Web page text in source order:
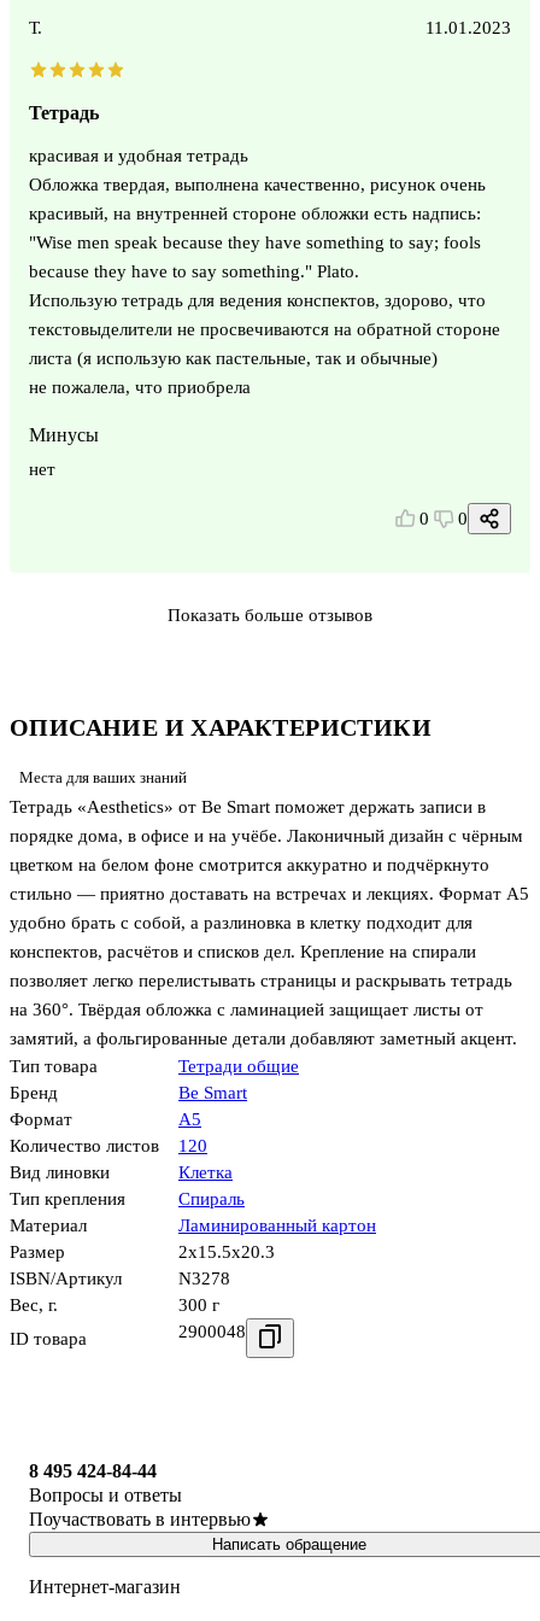
ОПИСАНИЕ И ХАРАКТЕРИСТИКИ
Места для ваших знаний
Тетрадь «Aesthetics» от Be Smart поможет держать записи в
порядке дома, в офисе и на учёбе. Лаконичный дизайн с чёрным
цветком на белом фоне смотрится аккуратно и подчёркнуто
стильно — приятно доставать на встречах и лекциях. Формат А5
удобно брать с собой, а разлиновка в клетку подходит для
конспектов, расчётов и списков дел. Крепление на спирали
позволяет легко перелистывать страницы и раскрывать тетрадь
на 360°. Твёрдая обложка с ламинацией защищает листы от
замятий, а фольгированные детали добавляют заметный акцент.
Тип товара
Тетради общие
Бренд
Be Smart
Формат
А5
Количество листов
120
Вид линовки
Клетка
Тип крепления
Спираль
Материал
Ламинированный картон
Размер
2x15.5x20.3
ISBN/Артикул
N3278
Вес, г.
300 г
ID товара
2900048
Т. 11.01.2023
Тетрадь
красивая и удобная тетрадь
Обложка твердая, выполнена качественно, рисунок очень
красивый, на внутренней стороне обложки есть надпись:
"Wise men speak because they have something to say; fools
because they have to say something." Plato.
Использую тетрадь для ведения конспектов, здорово, что
текстовыделители не просвечиваются на обратной стороне
листа (я использую как пастельные, так и обычные)
не пожалела, что приобрела
Минусы
нет
0 0
Показать больше отзывов
8 495 424-84-44
Вопросы и ответы
Поучаствовать в интервью
Написать обращение
Интернет-магазин